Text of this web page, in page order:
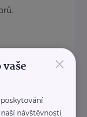
×
návštěvnosti